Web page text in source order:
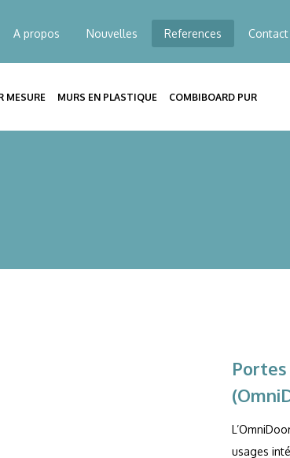
A propos Nouvelles References Contact
MESURE MURS EN PLASTIQUE COMBIBOARD PUR
usages